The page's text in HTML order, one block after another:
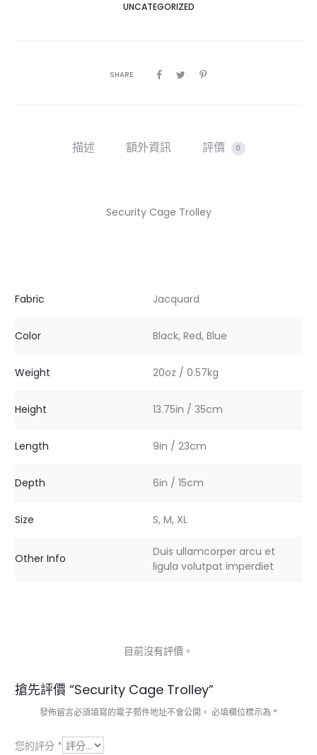
UNCATEGORIZED
SHARE
描述 額外資訊 評價 0
Security Cage Trolley
Fabric Jacquard
Color Black, Red, Blue
Weight 20oz / 0.57kg
Height 13.75in / 35cm
Length 9in / 23cm
Depth 6in / 15cm
Size S, M, XL
Other Info
Duis ullamcorper arcu et
ligula volutpat imperdiet
商
評
目前沒有評價。
搶先評價 “Security Cage Trolley”
發佈留言必須填寫的電子郵件地址不會公開。 必填欄位標示為 *
您的評分 *